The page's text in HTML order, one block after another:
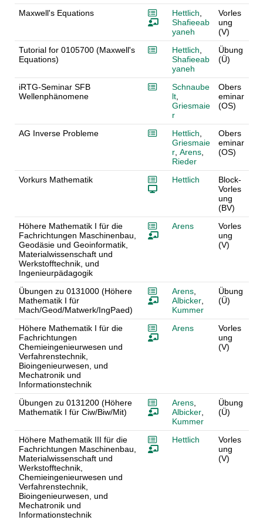
Maxwell's Equations
Hettlich
Shafieeab
yaneh
Vorles
ung
(V)
Tutorial for 0105700 (Maxwell's
Equations)
Hettlich
Shafieeab
yaneh
Übung
(Ü)
iRTG-Seminar SFB
Wellenphänomene
Schnaube
lt,
Griesmaie
r
Obers
eminar
(OS)
AG Inverse Probleme Hettlich
Griesmaie
r, Arens,
Rieder
Obers
eminar
(OS)
Vorkurs Mathematik Hettlich
Block-
Vorles
ung
(BV)
Höhere Mathematik I für die
Fachrichtungen Maschinenbau,
Geodäsie und Geoinformatik,
Materialwissenschaft und
Werkstofftechnik, und
Ingenieurpädagogik
Arens
Vorles
ung
(V)
Übungen zu 0131000 (Höhere
Mathematik I für
Mach/Geod/Matwerk/IngPaed)
Arens,
Albicker,
Kummer
Übung
(Ü)
Höhere Mathematik I für die
Fachrichtungen
Chemieingenieurwesen und
Verfahrenstechnik,
Bioingenieurwesen, und
Mechatronik und
Informationstechnik
Arens
Vorles
ung
(V)
Übungen zu 0131200 (Höhere
Mathematik I für Ciw/Biw/Mit)
Arens,
Albicker,
Kummer
Übung
(Ü)
Höhere Mathematik III für die
Fachrichtungen Maschinenbau,
Materialwissenschaft und
Werkstofftechnik,
Chemieingenieurwesen und
Verfahrenstechnik,
Bioingenieurwesen, und
Mechatronik und
Informationstechnik
Hettlich
Vorles
ung
(V)